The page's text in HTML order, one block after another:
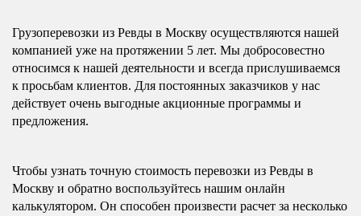
Грузоперевозки из Ревды в Москву осуществляются нашей
компанией уже на протяжении 5 лет. Мы добросовестно
относимся к нашей деятельности и всегда прислушиваемся
к просьбам клиентов. Для постоянных заказчиков у нас
действует очень выгодные акционные программы и
предложения.
Чтобы узнать точную стоимость перевозки из Ревды в
Москву и обратно воспользуйтесь нашим онлайн
калькулятором. Он способен произвести расчет за несколько